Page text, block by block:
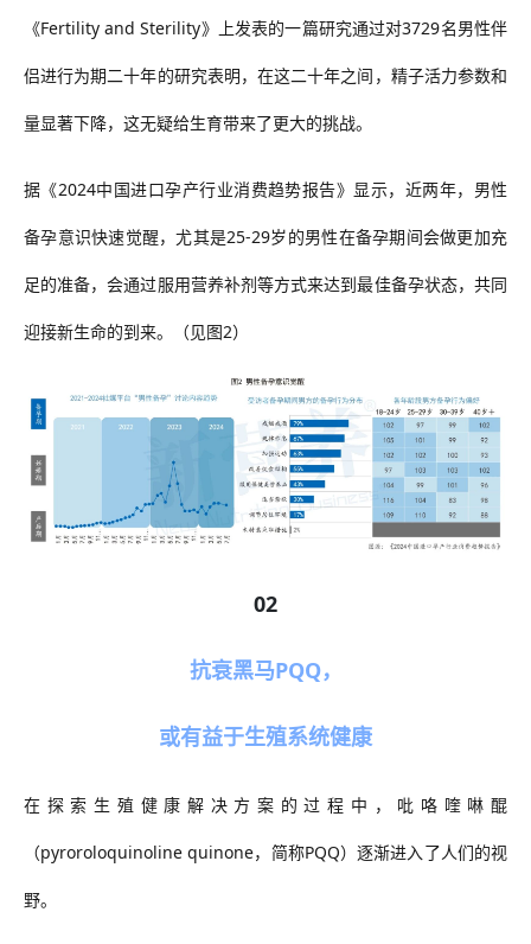
《Fertility and Sterility》上发表的一篇研究通过对3729名男性伴
侣进行为期二十年的研究表明，在这二十年之间，精子活力参数和
量显著下降，这无疑给生育带来了更大的挑战。
据《2024中国进口孕产行业消费趋势报告》显示，近两年，男性
备孕意识快速觉醒，尤其是25-29岁的男性在备孕期间会做更加充
足的准备，会通过服用营养补剂等方式来达到最佳备孕状态，共同
迎接新生命的到来。（见图2）
02
抗衰黑马PQQ，
或有益于生殖系统健康
在探索生殖健康解决方案的过程中，吡咯喹啉醌
（pyroroloquinoline quinone，简称PQQ）逐渐进入了人们的视
野。